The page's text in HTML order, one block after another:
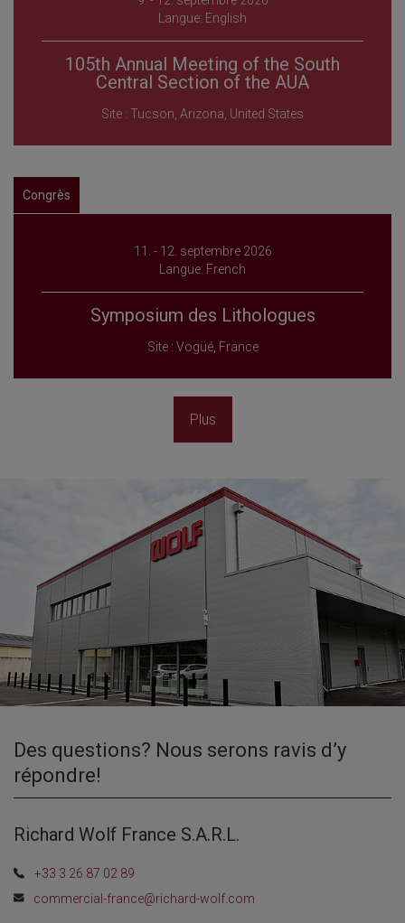
Langue: English
105th Annual Meeting of the South
Central Section of the AUA
Site : Tucson, Arizona, United States
Congrès
11. - 12. septembre 2026
Langue: French
Symposium des Lithologues
Site : Vogüé, France
Plus
Des questions? Nous serons ravis d’y
répondre!
Richard Wolf France S.A.R.L.
+33 3 26 87 02 89
commercial-france@richard-wolf.com